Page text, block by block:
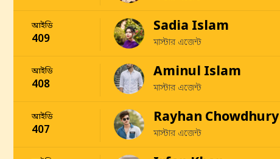
আইডি
409
Sadia Islam
মাস্টার এজেন্ট
আইডি
408
Aminul Islam
মাস্টার এজেন্ট
আইডি
407
Rayhan Chowdhury
মাস্টার এজেন্ট